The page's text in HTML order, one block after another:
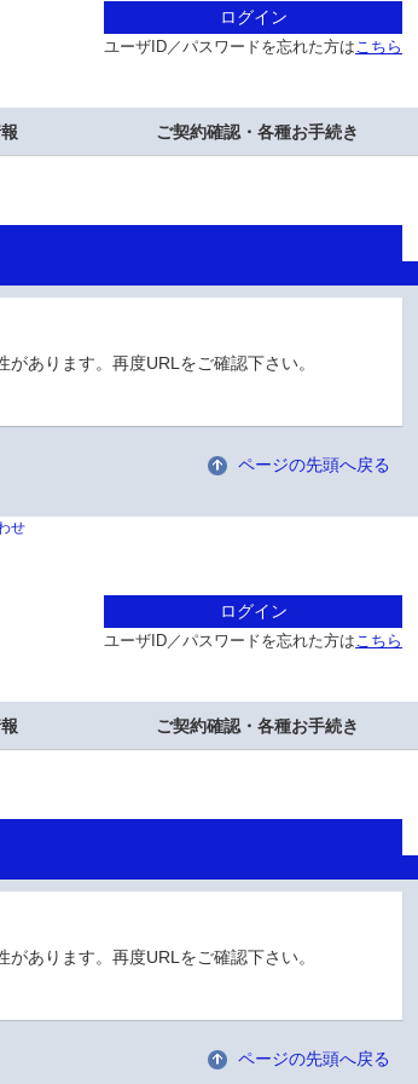
ログイン
ユーザID／パスワードを忘れた方はこちら
ご契約確認・各種お手続き
あります。再度URLをご確認下さい。
ページの先頭へ戻る
せ
ログイン
ユーザID／パスワードを忘れた方はこちら
ご契約確認・各種お手続き
あります。再度URLをご確認下さい。
ページの先頭へ戻る